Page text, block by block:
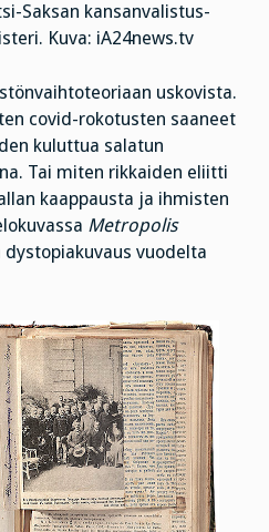
Saksan kansanvalistus-
Kuva: iA24news.tv
uskovista.
covid-rokotusten saaneet
kuluttua salatun
Tai miten rikkaiden eliitti
kaappausta ja ihmisten
Metropolis
vuodelta